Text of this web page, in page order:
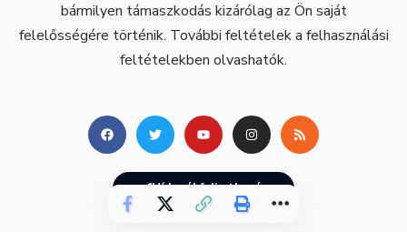
bármilyen támaszkodás kizárólag az Ön saját
felelősségére történik. További feltételek a felhasználási
feltételekben olvashatók.
Hírlevél feliratkozás